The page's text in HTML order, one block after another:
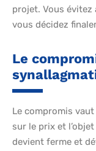
projet. Vous
vous décidez
Le
Le compromis
sur le prix et
devient ferme et